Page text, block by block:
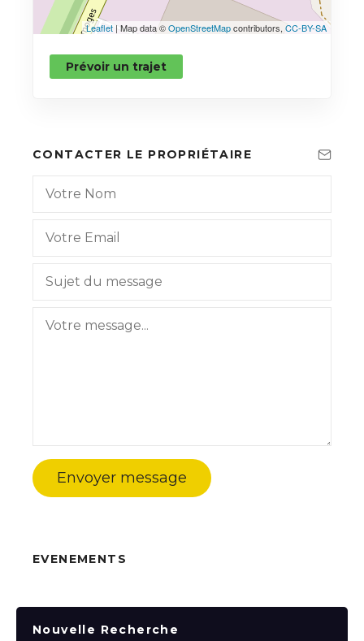
Leaflet | Map data ©OpenStreetMapcontributors, CC-BY-SA
Prévoir un trajet
CONTACTER LE PROPRIÉTAIRE
Envoyer message
EVENEMENTS
Nouvelle Recherche